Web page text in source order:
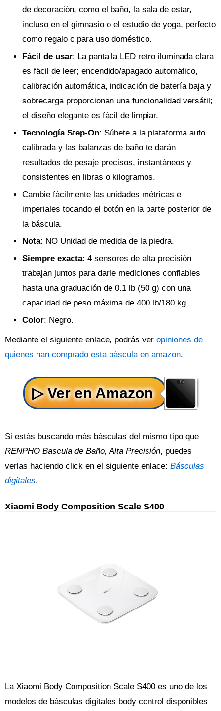
de decoración, como el baño, la sala de estar,
incluso en el gimnasio o el estudio de yoga, perfecto
como regalo o para uso doméstico.
Fácil de usar: La pantalla LED retro iluminada clara
es fácil de leer; encendido/apagado automático,
calibración automática, indicación de batería baja y
sobrecarga proporcionan una funcionalidad versátil;
el diseño elegante es fácil de limpiar.
Tecnología Step-On: Súbete a la plataforma auto
calibrada y las balanzas de baño te darán
resultados de pesaje precisos, instantáneos y
consistentes en libras o kilogramos.
Cambie fácilmente las unidades métricas e
imperiales tocando el botón en la parte posterior de
la báscula.
Nota: NO Unidad de medida de la piedra.
Siempre exacta: 4 sensores de alta precisión
trabajan juntos para darle mediciones confiables
hasta una graduación de 0.1 lb (50 g) con una
capacidad de peso máxima de 400 lb/180 kg.
Color: Negro.
Mediante el siguiente enlace, podrás ver opiniones de
quienes han comprado esta báscula en amazon.
Si estás buscando más básculas del mismo tipo que
RENPHO Bascula de Baño, Alta Precisión, puedes
verlas haciendo click en el siguiente enlace: Básculas
digitales.
Xiaomi Body Composition Scale S400
La Xiaomi Body Composition Scale S400 es uno de los
modelos de básculas digitales body control disponibles